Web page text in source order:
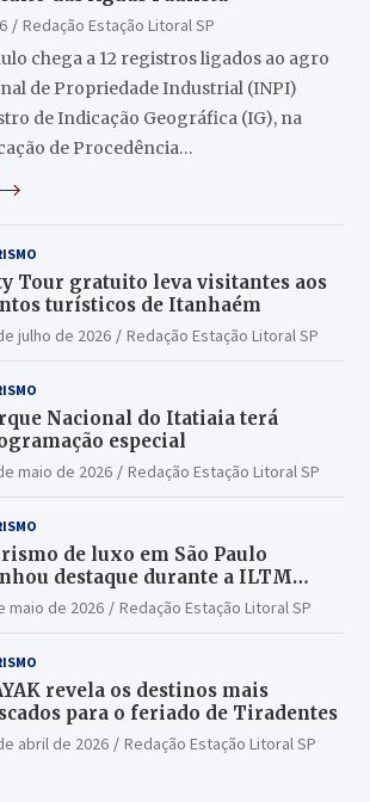
Redação Estação Litoral SP
chega a 12 registros ligados ao agro
de Propriedade Industrial (INPI)
de Indicação Geográfica (IG), na
de Procedência…
Tour gratuito leva visitantes aos
turísticos de Itanhaém
julho de 2026 Redação Estação Litoral SP
Nacional do Itatiaia terá
especial
maio de 2026 Redação Estação Litoral SP
de luxo em São Paulo
destaque durante a ILTM
America 2026
maio de 2026 Redação Estação Litoral SP
revela os destinos mais
para o feriado de Tiradentes
abril de 2026 Redação Estação Litoral SP